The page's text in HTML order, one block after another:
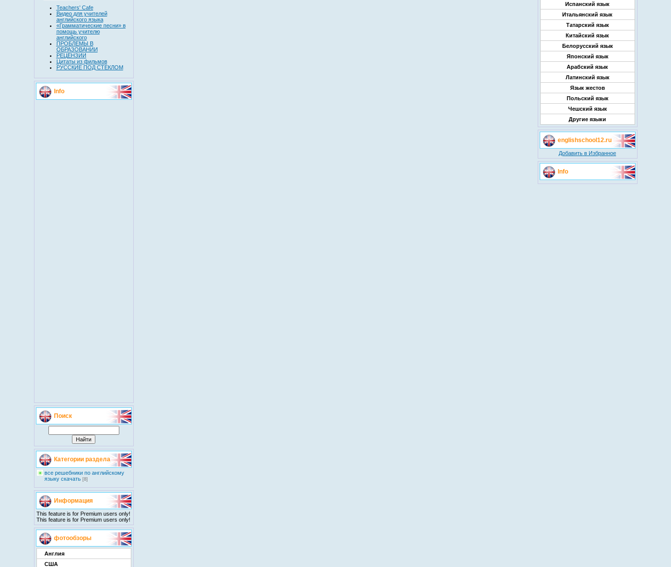
Teachers' Cafe
Видео для учителей
английского языка
«Грамматические песни» в
помощь учителю
английского
ПРОБЛЕМЫ В
ОБРАЗОВАНИИ
РЕЦЕНЗИИ
Цитаты из фильмов
РУССКИЕ ПОД СТЕКЛОМ
Info
Поиск
Категории раздела
все решебники по английскому
языку скачать [8]
Информация
This feature is for Premium users only!
This feature is for Premium users only!
фотообзоры
Англия
США
Испанский язык
Итальянский язык
Татарский язык
Китайский язык
Белорусский язык
Японский язык
Арабский язык
Латинский язык
Язык жестов
Польский язык
Чешский язык
Другие языки
englishschool12.ru
Добавить в Избранное
Info